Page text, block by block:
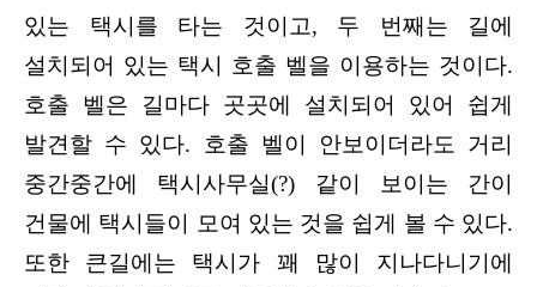
있는 택시를 타는 것이고, 두 번째는 길에
설치되어 있는 택시 호출 벨을 이용하는 것이다.
호출 벨은 길마다 곳곳에 설치되어 있어 쉽게
발견할 수 있다. 호출 벨이 안보이더라도 거리
중간중간에 택시사무실(?) 같이 보이는 간이
건물에 택시들이 모여 있는 것을 쉽게 볼 수 있다.
또한 큰길에는 택시가 꽤 많이 지나다니기에